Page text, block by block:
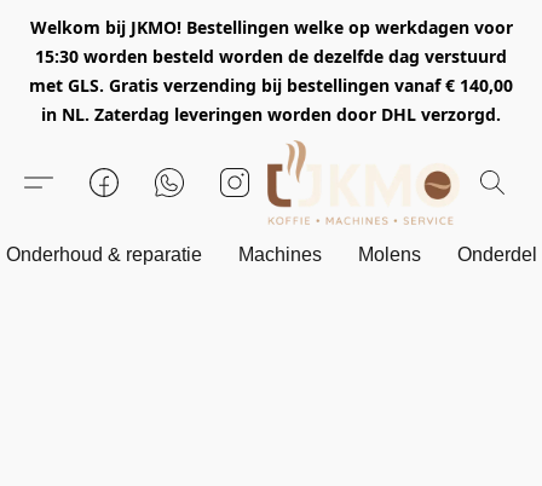
Welkom bij JKMO! Bestellingen welke op werkdagen voor
15:30 worden besteld worden de dezelfde dag verstuurd
met GLS. Gratis verzending bij bestellingen vanaf € 140,00
in NL. Zaterdag leveringen worden door DHL verzorgd.
Onderhoud & reparatie Machines Molens